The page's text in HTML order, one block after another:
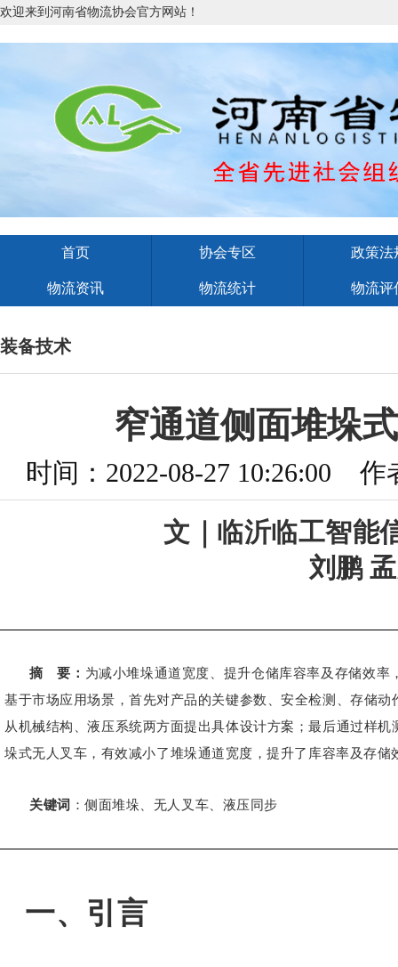
欢迎来到河南省物流协会官方网站！
首页 协会专区 政策法
物流资讯 物流统计 物流评
装备技术
窄通道侧面堆垛
时间：2022-08-27 10:26:00
文｜临沂临工智能
刘鹏
摘 要： 为减小堆垛通道宽度、提升仓储库容率及存储效
基于市场应用场景，首先对产品的关键参数、安全检测、存储
从机械结构、液压系统两方面提出具体设计方案；最后通过样
垛式无人叉车，有效减小了堆垛通道宽度，提升了库容率及存储
关键词 ：侧面堆垛、无人叉车、液压同步
一、引言